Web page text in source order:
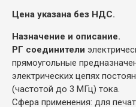
Цена указана без НДС.
Назначение и описание.
РГ соединители
прямоугольные
электрических цепях
(частотой до 3 МГц) тока.
Сфера применения: для